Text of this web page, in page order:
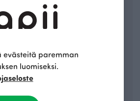
evästeitä paremman
luomiseksi.